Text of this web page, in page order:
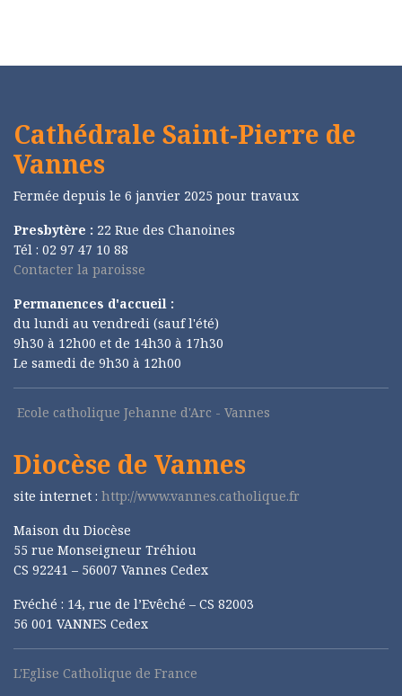
Cathédrale Saint-Pierre de
Vannes
Fermée depuis le 6 janvier 2025 pour travaux
Presbytère : 22 Rue des Chanoines
Tél : 02 97 47 10 88
Contacter la paroisse
Permanences d'accueil :
du lundi au vendredi (sauf l'été)
9h30 à 12h00 et de 14h30 à 17h30
Le samedi de 9h30 à 12h00
Ecole catholique Jehanne d'Arc - Vannes
Diocèse de Vannes
site internet : http://www.vannes.catholique.fr
Maison du Diocèse
55 rue Monseigneur Tréhiou
CS 92241 – 56007 Vannes Cedex
Evéché : 14, rue de l’Evêché – CS 82003
56 001 VANNES Cedex
L'Eglise Catholique de France